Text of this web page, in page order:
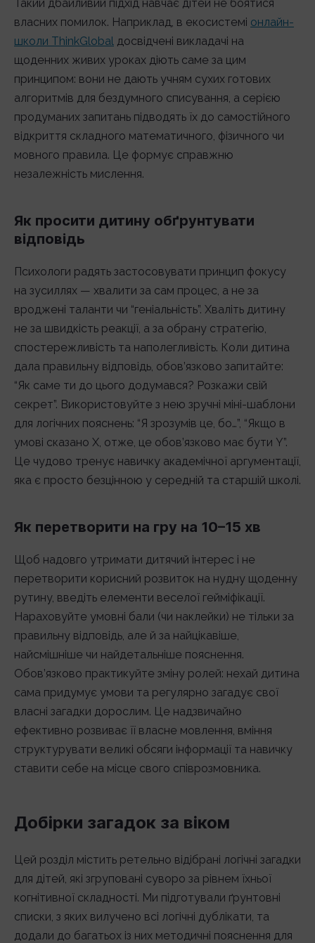
Такий дбайливий підхід навчає дітей не боятися
власних помилок. Наприклад, в екосистемі онлайн-
школи ThinkGlobal досвідчені викладачі на
щоденних живих уроках діють саме за цим
принципом: вони не дають учням сухих готових
алгоритмів для бездумного списування, а серією
продуманих запитань підводять їх до самостійного
відкриття складного математичного, фізичного чи
мовного правила. Це формує справжню
незалежність мислення.
Як просити дитину обґрунтувати
відповідь
Психологи радять застосовувати принцип фокусу
на зусиллях — хвалити за сам процес, а не за
вроджені таланти чи “геніальність”. Хваліть дитину
не за швидкість реакції, а за обрану стратегію,
спостережливість та наполегливість. Коли дитина
дала правильну відповідь, обов’язково запитайте:
“Як саме ти до цього додумався? Розкажи свій
секрет”. Використовуйте з нею зручні міні-шаблони
для логічних пояснень: “Я зрозумів це, бо…”, “Якщо в
умові сказано X, отже, це обов’язково має бути Y”.
Це чудово тренує навичку академічної аргументації,
яка є просто безцінною у середній та старшій школі.
Як перетворити на гру на 10–15 хв
Щоб надовго утримати дитячий інтерес і не
перетворити корисний розвиток на нудну щоденну
рутину, введіть елементи веселої гейміфікації.
Нараховуйте умовні бали (чи наклейки) не тільки за
правильну відповідь, але й за найцікавіше,
найсмішніше чи найдетальніше пояснення.
Обов’язково практикуйте зміну ролей: нехай дитина
сама придумує умови та регулярно загадує свої
власні загадки дорослим. Це надзвичайно
ефективно розвиває її власне мовлення, вміння
структурувати великі обсяги інформації та навичку
ставити себе на місце свого співрозмовника.
Добірки загадок за віком
Цей розділ містить ретельно відібрані логічні загадки
для дітей, які згруповані суворо за рівнем їхньої
когнітивної складності. Ми підготували ґрунтовні
списки, з яких вилучено всі логічні дублікати, та
додали до багатьох із них методичні пояснення для